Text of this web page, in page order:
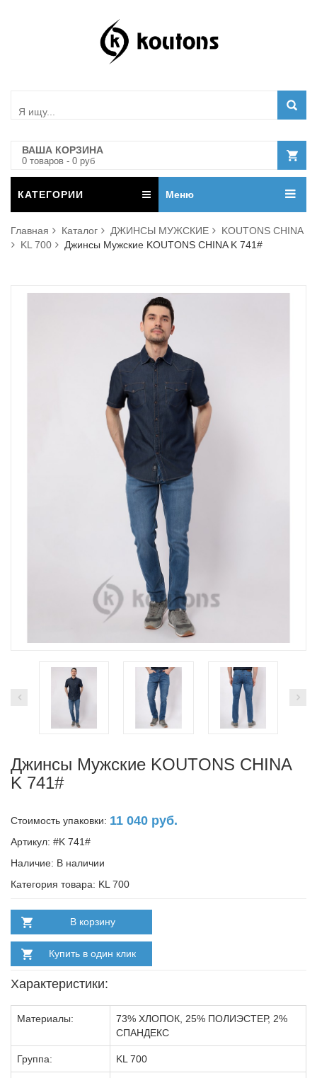
ВАША КОРЗИНА
0 товаров - 0 руб
КАТЕГОРИИ Меню
Главная Каталог ДЖИНСЫ МУЖСКИЕ
KOUTONS CHINA
KL 700
Джинсы Мужские KOUTONS CHINA K 741#
Джинсы Мужские KOUTONS CHINA
K 741#
Стоимость упаковки: 11 040 руб.
Артикул: #K 741#
Наличие: В наличии
Категория товара: KL 700
В корзину
Купить в один клик
Характеристики:
Материалы:
73% ХЛОПОК, 25% ПОЛИЭСТЕР, 2%
СПАНДЕКС
Группа: KL 700